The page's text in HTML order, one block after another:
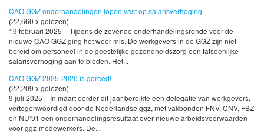
CAO GGZ onderhandelingen lopen vast op salarisverhoging
(22,660 x gelezen)
19 februari 2025 - Tijdens de zevende onderhandelingsronde voor de
nieuwe CAO GGZ ging het weer mis. De werkgevers in de GGZ zijn niet
bereid om personeel in de geestelijke gezondheidszorg een fatsoenlijke
salarisverhoging aan te bieden. Het...
CAO GGZ 2025-2026 is gereed!
(22,209 x gelezen)
9 juli 2025 - In maart eerder dit jaar bereikte een delegatie van werkgevers,
vertegenwoordigd door de Nederlandse ggz, met vakbonden FNV, CNV, FBZ
en NU’91 een onderhandelingsresultaat over nieuwe arbeidsvoorwaarden
voor ggz-medewerkers. De...